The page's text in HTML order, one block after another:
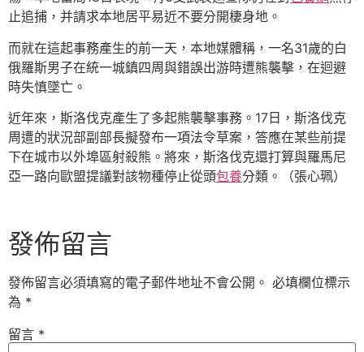
止追捕，并請求本地居平易近不要分開棲身地。
而就在這起事務產生的前一天，本地媒體稱，一名31歲的白
俄羅斯男子在統一城鎮四周與錯誤出游時遭熊襲擊，在迴避
時失慎墜亡。
近年來，斯洛伐克產生了多起熊襲擊事務。17日，斯洛伐克
周遭的狀況部副部長擬發布一項法令草案，答應在某些前提
下在城市以外埠區射殺熊。將來，斯洛伐克還打算與羅馬尼
亞一路向歐盟提議對該物種停止從頭包養分類。（張心珮）
發佈留言
發佈留言必須填寫的電子郵件地址不會公開。 必填欄位標示
為 *
留言 *